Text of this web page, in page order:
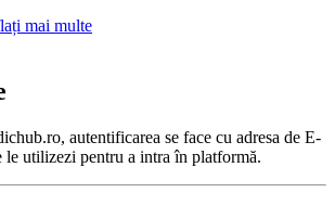
mai multe
autentificarea se face cu adresa de E-
le utilizezi pentru a intra în platformă.